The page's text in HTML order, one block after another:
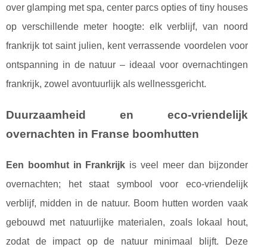
over glamping met spa, center parcs opties of tiny houses
op verschillende meter hoogte: elk verblijf, van noord
frankrijk tot saint julien, kent verrassende voordelen voor
ontspanning in de natuur – ideaal voor overnachtingen
frankrijk, zowel avontuurlijk als wellnessgericht.
Duurzaamheid en eco-vriendelijk
overnachten in Franse boomhutten
Een boomhut in Frankrijk is veel meer dan bijzonder
overnachten; het staat symbool voor eco-vriendelijk
verblijf, midden in de natuur. Boom hutten worden vaak
gebouwd met natuurlijke materialen, zoals lokaal hout,
zodat de impact op de natuur minimaal blijft. Deze